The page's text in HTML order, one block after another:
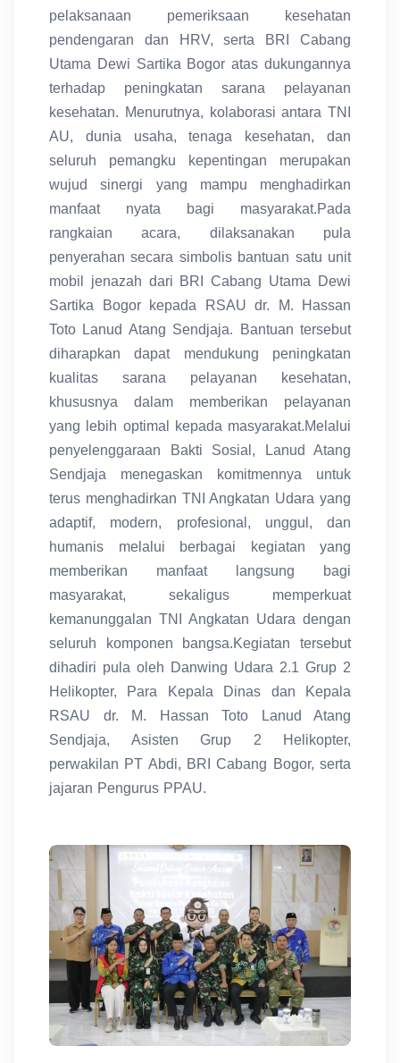
pelaksanaan pemeriksaan kesehatan
pendengaran dan HRV, serta BRI Cabang
Utama Dewi Sartika Bogor atas dukungannya
terhadap peningkatan sarana pelayanan
kesehatan. Menurutnya, kolaborasi antara TNI
AU, dunia usaha, tenaga kesehatan, dan
seluruh pemangku kepentingan merupakan
wujud sinergi yang mampu menghadirkan
manfaat nyata bagi masyarakat.Pada
rangkaian acara, dilaksanakan pula
penyerahan secara simbolis bantuan satu unit
mobil jenazah dari BRI Cabang Utama Dewi
Sartika Bogor kepada RSAU dr. M. Hassan
Toto Lanud Atang Sendjaja. Bantuan tersebut
diharapkan dapat mendukung peningkatan
kualitas sarana pelayanan kesehatan,
khususnya dalam memberikan pelayanan
yang lebih optimal kepada masyarakat.Melalui
penyelenggaraan Bakti Sosial, Lanud Atang
Sendjaja menegaskan komitmennya untuk
terus menghadirkan TNI Angkatan Udara yang
adaptif, modern, profesional, unggul, dan
humanis melalui berbagai kegiatan yang
memberikan manfaat langsung bagi
masyarakat, sekaligus memperkuat
kemanunggalan TNI Angkatan Udara dengan
seluruh komponen bangsa.Kegiatan tersebut
dihadiri pula oleh Danwing Udara 2.1 Grup 2
Helikopter, Para Kepala Dinas dan Kepala
RSAU dr. M. Hassan Toto Lanud Atang
Sendjaja, Asisten Grup 2 Helikopter,
perwakilan PT Abdi, BRI Cabang Bogor, serta
jajaran Pengurus PPAU.